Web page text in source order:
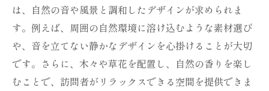
は、自然の音や風景と調和したデザインが求められま
す。例えば、周囲の自然環境に溶け込むような素材選び
や、音を立てない静かなデザインを心掛けることが大切
です。さらに、木々や草花を配置し、自然の香りを楽し
むことで、訪問者がリラックスできる空間を提供できま